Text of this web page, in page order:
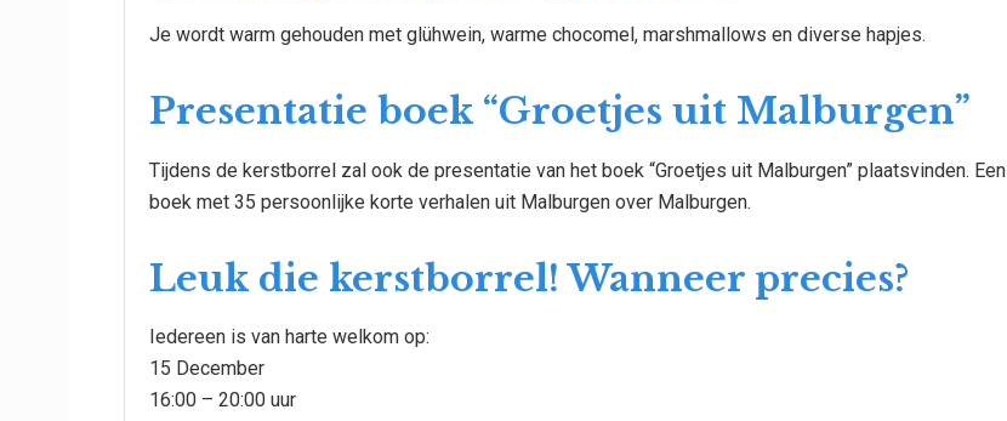
Je wordt warm gehouden met glühwein, warme chocomel, marshmallows en diverse hapjes.
Presentatie boek “Groetjes uit Malburgen”
Tijdens de kerstborrel zal ook de presentatie van het boek “Groetjes uit Malburgen” plaatsvinden. Een
boek met 35 persoonlijke korte verhalen uit Malburgen over Malburgen.
Leuk die kerstborrel! Wanneer precies?
Iedereen is van harte welkom op:
15 December
16:00 – 20:00 uur